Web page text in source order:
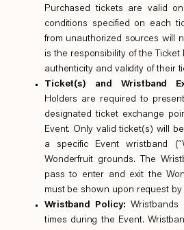
Purchased tickets are valid
conditions specified on each
from unauthorized sources will
is the responsibility of the
authenticity and validity of their
Ticket(s) and Wristband
Holders are required to
designated ticket exchange
Event. Only valid ticket(s) will
a specific Event wristband
Wonderfruit grounds. The
pass to enter and exit the
must be shown upon request by
Wristband Policy:
times during the Event.